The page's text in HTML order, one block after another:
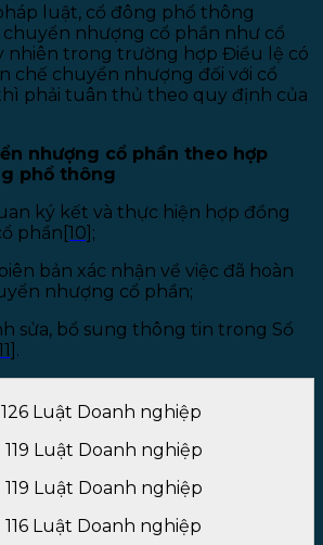
luật, cổ đông phổ thông
nhượng cổ phần như cổ
nhiên trong trường hợp Điều lệ có
chế chuyển nhượng đối với cổ
phải tuân thủ theo quy định của
nhượng cổ phần theo hợp
phổ thông
ký kết và thực hiện hợp đồng
phần [10] ;
bản xác nhận về việc đã hoàn
nhượng cổ phần;
sửa, bổ sung thông tin trong Sổ
.
Luật Doanh nghiệp
Luật Doanh nghiệp
Luật Doanh nghiệp
Luật Doanh nghiệp